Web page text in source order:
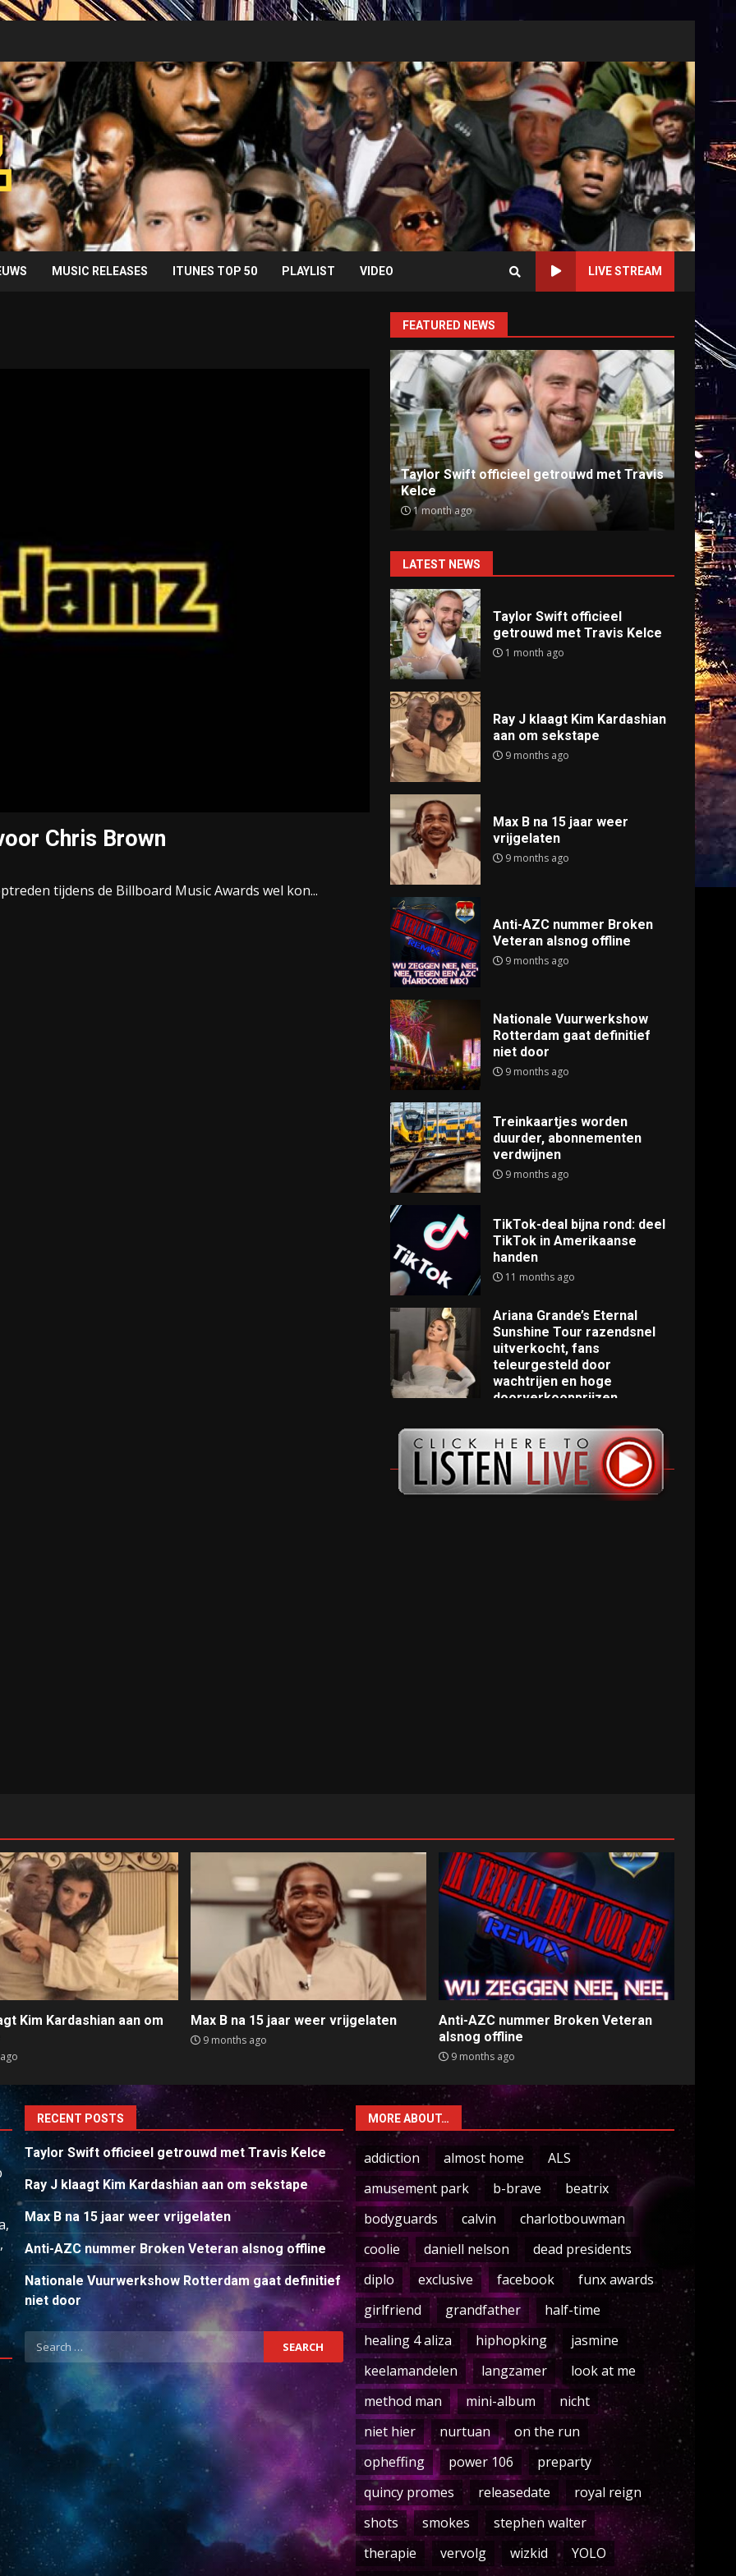
MUSIC RELEASES ITUNES TOP 50 PLAYLIST VIDEO LIVE STREAM
Chris Brown
tijdens de Billboard Music Awards wel kon...
FEATURED NEWS
Ray J klaagt Kim Kardashian aan om
sekstape
9 months ago
Anti-
9
LATEST NEWS
Taylor Swift officieel
getrouwd met Travis Kelce
1 month ago
Ray J klaagt Kim Kardashian
aan om sekstape
9 months ago
Max B na 15 jaar weer
vrijgelaten
9 months ago
Anti-AZC nummer Broken
Veteran alsnog offline
9 months ago
Nationale Vuurwerkshow
Rotterdam gaat definitief
niet door
9 months ago
Treinkaartjes worden
duurder, abonnementen
verdwijnen
9 months ago
TikTok-deal bijna rond: deel
TikTok in Amerikaanse
handen
11 months ago
Ariana Grande’s Eternal
Sunshine Tour razendsnel
uitverkocht, fans
teleurgesteld door
wachtrijen en hoge
doorverkoopprijzen
Kim Kardashian aan om
Max B na 15 jaar weer vrijgelaten
9 months ago
Anti-AZC nummer Broken Veteran
alsnog offline
9 months ago
RECENT POSTS
Taylor Swift officieel getrouwd met Travis Kelce
Ray J klaagt Kim Kardashian aan om sekstape
Max B na 15 jaar weer vrijgelaten
Anti-AZC nummer Broken Veteran alsnog offline
Nationale Vuurwerkshow Rotterdam gaat definitief
niet door
Search
for:
MORE ABOUT…
addiction almost home
ALS
amusement park
b-brave
beatrix
bodyguards
calvin
charlotbouwman
coolie
daniell nelson
dead presidents
diplo
exclusive facebook
funx awards
girlfriend
grandfather
half-time
healing 4 aliza
hiphopking
jasmine
keelamandelen
langzamer
look at me
method man
mini-album
nicht
niet hier
nurtuan
on the run
opheffing
power 106
preparty
quincy promes
releasedate
royal reign
shots
smokes
stephen walter
therapie
vervolg wizkid
YOLO